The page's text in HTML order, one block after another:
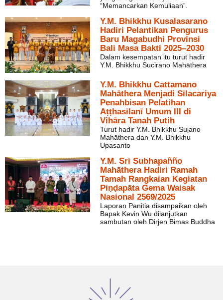
“Memancarkan Kemuliaan”.
Y.M. Bhikkhu Kusalasarano
Hadiri Pelantikan Pengurus
Baru Magabudhi Provinsi
Bali Masa Bakti 2025–2030
Dalam kesempatan itu turut hadir
Y.M. Bhikkhu Sucirano Mahāthera
Y.M. Bhikkhu Cattamano
Mahāthera Menjadi Sīlacariya
Penahbisan Pelatihan
Aṭṭhasīlanī Umum III di
Vihāra Tanah Putih
Turut hadir Y.M. Bhikkhu Sujano
Mahāthera dan Y.M. Bhikkhu
Upasanto
Y.M. Sri Subhapañño
Mahāthera Hadiri Ramah
Tamah Rangkaian Kegiatan
Piṇḍapāta Gema Waisak
Nasional 2569/2025
Laporan Panitia disampaikan oleh
Bapak Kevin Wu dilanjutkan
sambutan oleh Dirjen Bimas Buddha